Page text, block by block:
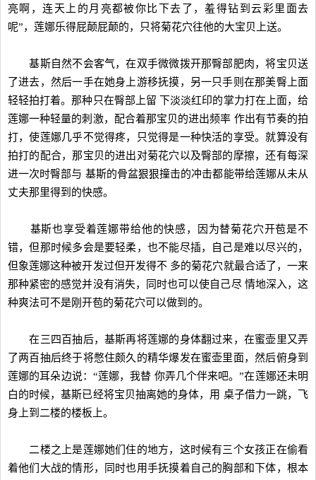
亮啊，连天上的月亮都被你比下去了，羞得钻到云彩里面去
呢”，莲娜乐得屁颠屁颠的，只将菊花穴往他的大宝贝上送。
基斯自然不会客气，在双手微微拨开那臀部肥肉，将宝贝送
了进去，然后一手在她身上游移抚摸，另一只手则在那美臀上面
轻轻拍打着。那种只在臀部上留 下淡淡红印的掌力打在上面，给
莲娜一种轻量的刺激，配合着那宝贝的进出频率 作出有节奏的拍
打，使莲娜几乎不觉得疼，只觉得是一种快活的享受。就算没有
拍打的配合，那宝贝的进出对菊花穴以及臀部的摩擦，还有每深
进一次时臀部与 基斯的骨盆狠狠撞击的冲击都能带给莲娜从未从
丈夫那里得到的快感。
基斯也享受着莲娜带给他的快感，因为替菊花穴开苞是不
错，但那时候多会是要轻柔，也不能尽插，自己是难以尽兴的，
但象莲娜这种被开发过但开发得不 多的菊花穴就最合适了，一来
那种紧密的感觉并没有消失，同时也可以使自己尽 情地深入，这
种爽法可不是刚开苞的菊花穴可以做到的。
在三四百抽后，基斯再将莲娜的身体翻过来，在蜜壶里又弄
了两百抽后终于将憋住颇久的精华爆发在蜜壶里面，然后俯身到
莲娜的耳朵边说：“莲娜，我替 你弄几个伴来吧。”在莲娜还未明
白的时候，基斯已经将宝贝抽离她的身体，用 桌子借力一跳，飞
身上到二楼的楼板上。
二楼之上是莲娜她们住的地方，这时候有三个女孩正在偷看
着他们大战的情形，同时也用手抚摸着自己的胸部和下体，根本